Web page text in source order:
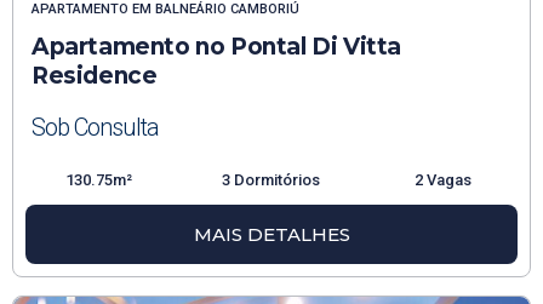
APARTAMENTO EM BALNEÁRIO CAMBORIÚ
Apartamento no Pontal Di Vitta
Residence
Sob Consulta
130.75m² 3 Dormitórios 2 Vagas
MAIS DETALHES